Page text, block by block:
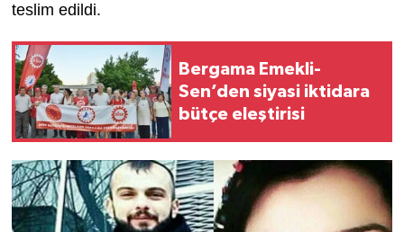
teslim edildi.
Bergama Emekli-
Sen’den siyasi iktidara
bütçe eleştirisi